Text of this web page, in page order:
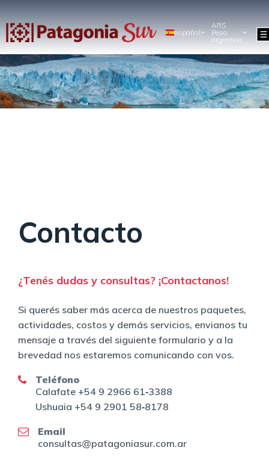
español
ARS
Peso
argentino
Contacto
¿Tenés dudas y consultas? ¡Contactanos!
Si querés saber más acerca de nuestros paquetes,
actividades, costos y demás servicios, envianos tu
mensaje a través del siguiente formulario y a la
brevedad nos estaremos comunicando con vos.
Teléfono
‪Calafate +54 9 2966 61‑3388‬
Ushuaia ‪+54 9 2901 58‑8178‬
Email
consultas@patagoniasur.com.ar